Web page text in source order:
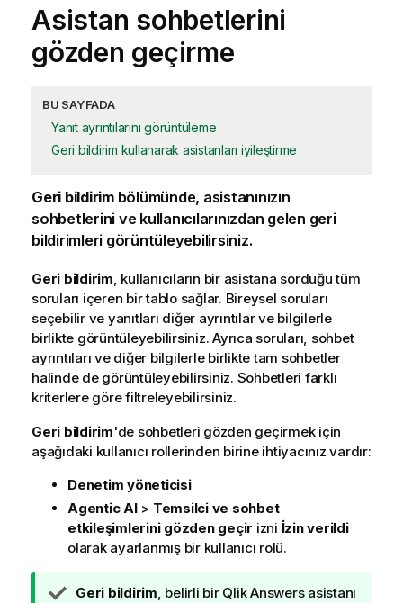
Asistan sohbetlerini
gözden geçirme
BU SAYFADA
Yanıt ayrıntılarını görüntüleme
Geri bildirim kullanarak asistanları iyileştirme
Geri bildirimbölümünde, asistanınızın
sohbetlerini ve kullanıcılarınızdan gelen geri
bildirimleri görüntüleyebilirsiniz.
Geri bildirim, kullanıcıların bir asistana sorduğu tüm
soruları içeren bir tablo sağlar. Bireysel soruları
seçebilir ve yanıtları diğer ayrıntılar ve bilgilerle
birlikte görüntüleyebilirsiniz. Ayrıca soruları, sohbet
ayrıntıları ve diğer bilgilerle birlikte tam sohbetler
halinde de görüntüleyebilirsiniz. Sohbetleri farklı
kriterlere göre filtreleyebilirsiniz.
Geri bildirim'de sohbetleri gözden geçirmek için
aşağıdaki kullanıcı rollerinden birine ihtiyacınız vardır:
Denetim yöneticisi
Agentic AI> Temsilci ve sohbet
etkileşimlerini gözden geçir izni İzin verildi
olarak ayarlanmış bir kullanıcı rolü.
İGeri bildirim, belirli bir Qlik Answersasistanı